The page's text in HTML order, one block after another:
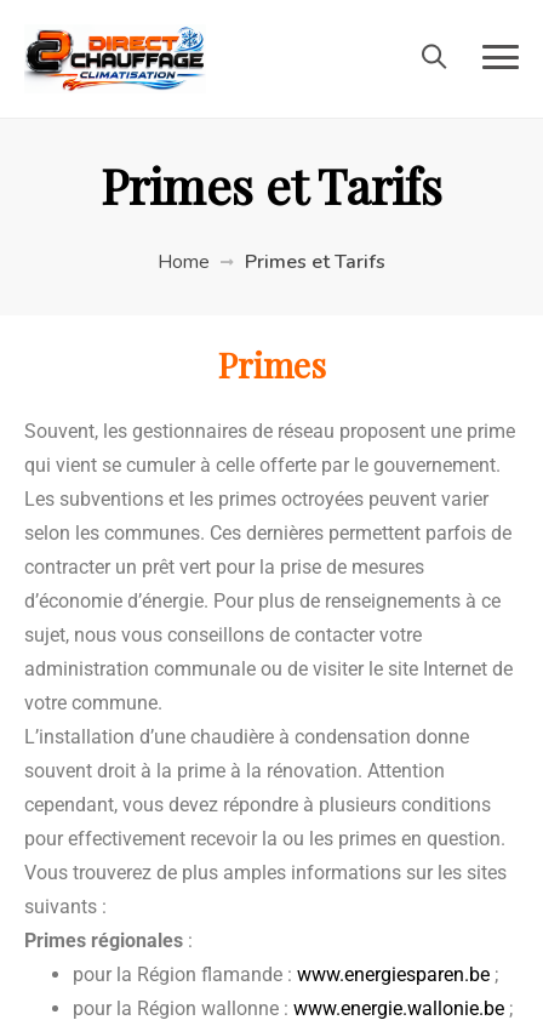
Primes et Tarifs
Home Primes et Tarifs
Primes
Souvent, les gestionnaires de réseau proposent une prime
qui vient se cumuler à celle offerte par le gouvernement.
Les subventions et les primes octroyées peuvent varier
selon les communes. Ces dernières permettent parfois de
contracter un prêt vert pour la prise de mesures
d’économie d’énergie. Pour plus de renseignements à ce
sujet, nous vous conseillons de contacter votre
administration communale ou de visiter le site Internet de
votre commune.
L’installation d’une chaudière à condensation donne
souvent droit à la prime à la rénovation. Attention
cependant, vous devez répondre à plusieurs conditions
pour effectivement recevoir la ou les primes en question.
Vous trouverez de plus amples informations sur les sites
suivants :
Primes régionales :
pour la Région flamande : www.energiesparen.be ;
pour la Région wallonne : www.energie.wallonie.be ;